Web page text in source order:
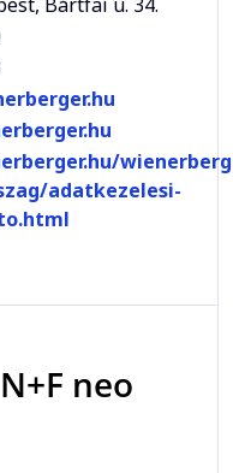
adatkezelesi-
neo